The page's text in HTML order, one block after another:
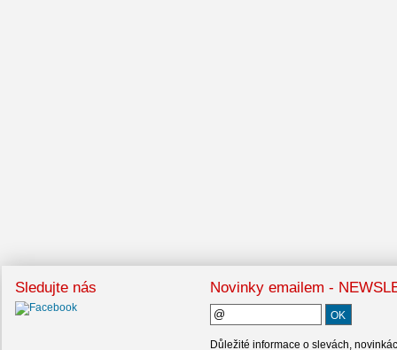
Sledujte nás Novinky emailem -
Důležité informace o slevách,